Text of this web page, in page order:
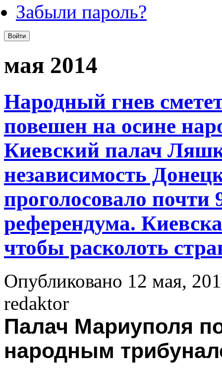
Забыли пароль?
мая 2014
Народный гнев
повешен на осине
Киевский палач
независимость
проголосовало почти
референдума.
чтобы расколоть
Опубликовано 12 мая,
redaktor
Палач Мариуполя
народным